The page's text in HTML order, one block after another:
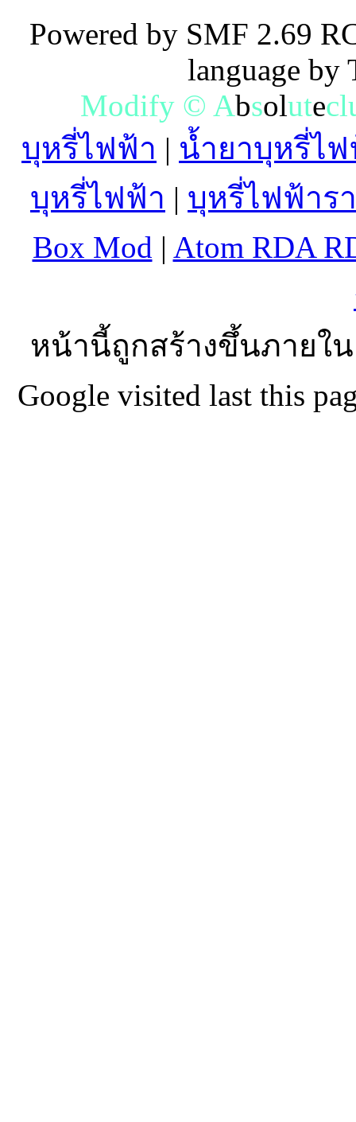
Powered by SMF 2.69
language
Modify © Absolutecl
บุหรี่ไฟฟ้า | น้ำยาบุหรี่ไ
บุหรี่ไฟฟ้า | บุหรี่ไฟฟ้าร
Box Mod | Atom RDA
หน้านี้ถูกสร้างขึ้นภายใน
Google visited last this